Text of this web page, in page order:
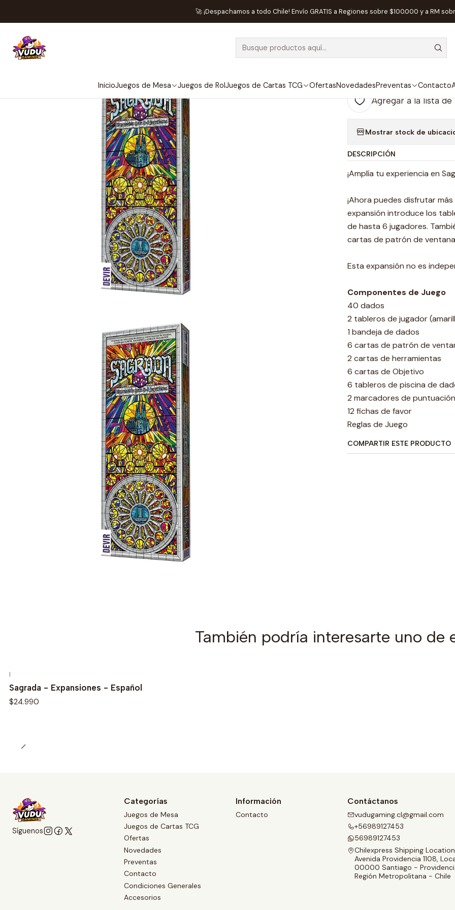
InicioJuegos de Mesa Juegos de RolJuegos de Cartas TCG OfertasNovedadesPreventas Contacto
🚀 ¡Despachamos a todo Chile! Envío GRATIS a Regiones sobre $100.000 y a RM
Inicio Juegos de Mesa Editorial Devir Sagrada - Expansión 5-6
AGOTADO
Sagrada -
Agregar a la lista
Mostrar stock de
DESCRIPCIÓN
¡Amplía tu experiencia en
¡Ahora puedes disfrutar
expansión introduce los
de hasta 6 jugadores.
cartas de patrón de
Esta expansión no es
Componentes de Juego
40 dados
2 tableros de jugador
1 bandeja de dados
6 cartas de patrón de
2 cartas de herramientas
6 cartas de Objetivo
6 tableros de piscina de
2 marcadores de puntuación
12 fichas de favor
Reglas de Juego
COMPARTIR ESTE PRODUCTO
También podría interesarte uno de
|
Sagrada - Expansiones - Español
$24.990
Síguenos
Categorías
Juegos de Mesa
Juegos de Cartas TCG
Ofertas
Novedades
Preventas
Contacto
Condiciones Generales
Accesorios
Información
Contacto
Contáctanos
vudugaming.cl@gmail.com
+56989127453
56989127453
Chilexpress Shipping Location
Avenida Providencia 1108,
00000 Santiago -
Región Metropolitana - Chile